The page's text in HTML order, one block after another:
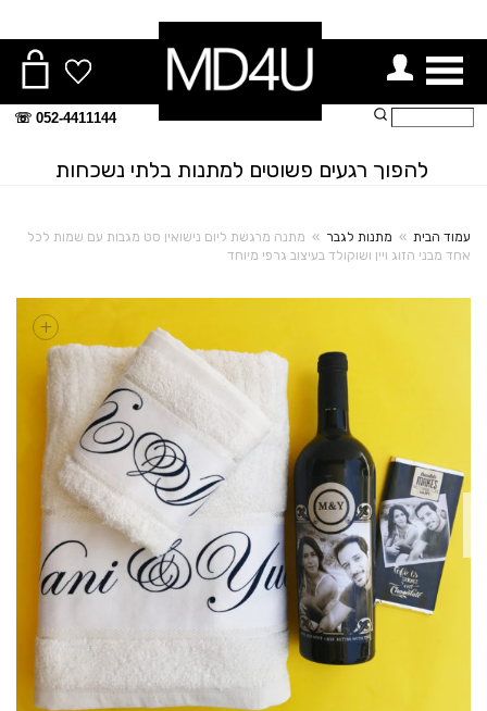
תפריט
052-4411144 ☏
להפוך רגעים פשוטים למתנות בלתי נשכחות
עמוד הבית » מתנות לגבר » מתנה מרגשת ליום נישואין סט מגבות עם שמות לכל
אחד מבני הזוג ויין ושוקולד בעיצוב גרפי מיוחד
+